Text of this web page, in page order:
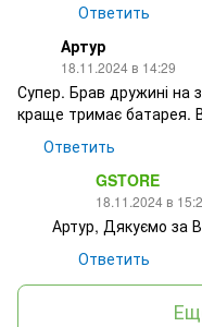
Ответить
Артур
18.11.2024 в 14:29
Супер. Брав дружині на
краще тримає батарея.
Ответить
GSTORE
18.11.2024 в
Артур, Дякуємо за
Ответить